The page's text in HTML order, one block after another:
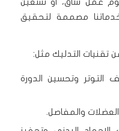
مصممة لتحقيق
التدليك مثل:
التوتر وتحسين الدورة
والمفاصل.